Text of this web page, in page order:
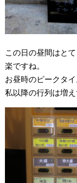
この日の昼間はと
楽ですね。
お昼時のピークタ
私以降の行列は増